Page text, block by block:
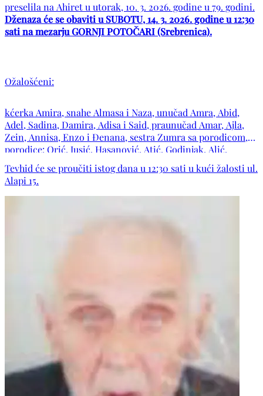
preselila na Ahiret u utorak, 10. 3. 2026. godine u 79. godini.
Dženaza će se obaviti u SUBOTU, 14. 3. 2026. godine u 12:30
sati na mezarju GORNJI POTOČARI (Srebrenica).
Ožalošćeni:
kćerka Amira, snahe Almasa i Naza, unučad Amra, Abid,
Adel, Sadina, Damira, Adisa i Said, praunučad Amar, Ajla,
Zein, Annisa, Enzo i Đenana, sestra Zumra sa porodicom,
porodice: Orić, Jusić, Hasanović, Atić, Godinjak, Alić,
Duraković, Salkić, Mehić, Kadrić, Šehić, Avdić, Mršo,
Džananović, Beganović, Hamzić, Martinović, Omerbašić,
Alajbegović, Jahić te ostala mnogobrojna rodbina, komšije i
prijatelji.
Tevhid će se proučiti istog dana u 12:30 sati u kući žalosti ul.
Alapi 15.